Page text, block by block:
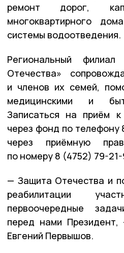
ремонт дорог,
многоквартирного
системы водоотведения.
Региональный
Отечества»
и членов их семей,
медицинскими и
Записаться на приём
через фонд по
через приёмную
по номеру 8 (4752) 79-
— Защита Отечества и
реабилитации
первоочередные
перед нами
Евгений Первышов.